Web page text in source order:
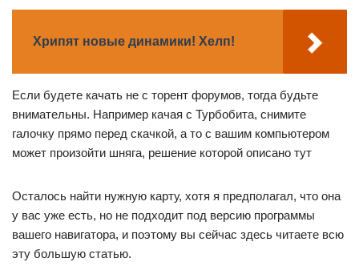
Хрипят новые динамики! Хелп!
Если будете качать не с торент форумов, тогда будьте
внимательны. Например качая с Турбобита, снимите
галочку прямо перед скачкой, а то с вашим компьютером
может произойти шняга, решение которой описано тут
Осталось найти нужную карту, хотя я предполагал, что она
у вас уже есть, но не подходит под версию программы
вашего навигатора, и поэтому вы сейчас здесь читаете всю
эту большую статью.